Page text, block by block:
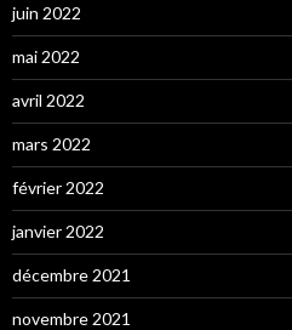
juin 2022
mai 2022
avril 2022
mars 2022
février 2022
janvier 2022
décembre 2021
novembre 2021